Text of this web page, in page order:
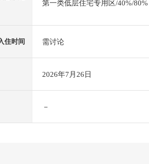
第一类低层住宅专用区/40%/80%
住时间 需讨论
2026年7月26日
－